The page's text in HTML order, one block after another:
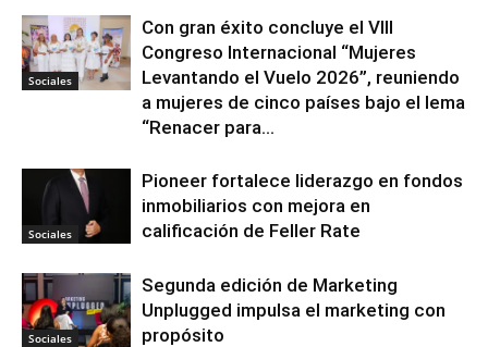
Sociales
Con gran éxito concluye el VIII
Congreso Internacional “Mujeres
Levantando el Vuelo 2026”, reuniendo
a mujeres de cinco países bajo el lema
“Renacer para...
Sociales
Pioneer fortalece liderazgo en fondos
inmobiliarios con mejora en
calificación de Feller Rate
Sociales
Segunda edición de Marketing
Unplugged impulsa el marketing con
propósito